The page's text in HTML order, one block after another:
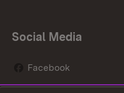
Social Media
Facebook